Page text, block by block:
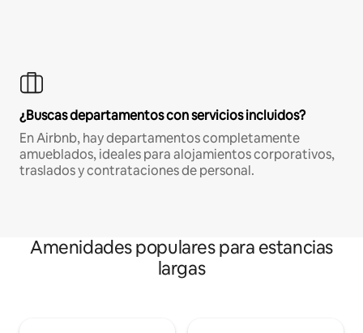
¿Buscas departamentos con servicios incluidos?
En Airbnb, hay departamentos completamente
amueblados, ideales para alojamientos corporativos,
traslados y contrataciones de personal.
Amenidades populares para estancias
largas